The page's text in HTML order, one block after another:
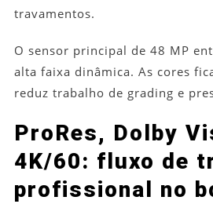
travamentos.
O sensor principal de 48 MP
alta faixa dinâmica. As cores
reduz trabalho de grading e
ProRes, Dolby
4K/60: fluxo de
profissional no